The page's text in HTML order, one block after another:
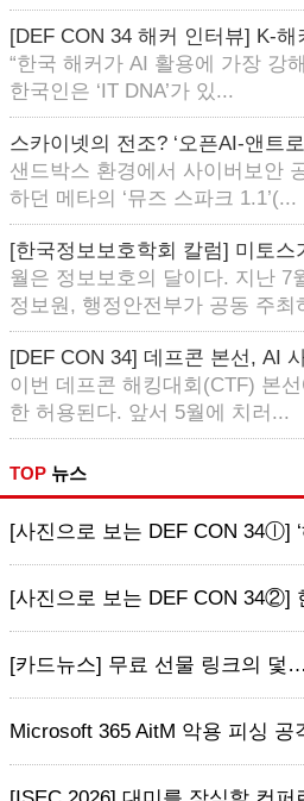
[DEF CON 34 해커 인터뷰] K-해
“한국 해커가 AI 활용에 가장 강
한국인은 ‘IT DNA’가 있...
스카이넷의 전조? ‘오픈AI-앤트
샌드박스 환경에서 사이버보안
하던 메타의 ‘뮤즈 스파크 1.1’(...
[한국정보보호학회 칼럼] 미토
월은 정보보호의 달이다. 지난 7
정보원, 행정안전부가 공동 주최
[DEF CON 34] 데프콘 본선, AI
이번 데프콘 해킹대회(CTF) 본
한 허용된다. 앞서 5월에 치러...
TOP 뉴스
[사진으로 보는 DEF CON 34ⓛ]
[사진으로 보는 DEF CON 34②]
[카드뉴스] 무료 선물 링크의 덫
Microsoft 365 AitM 악용 피싱 공